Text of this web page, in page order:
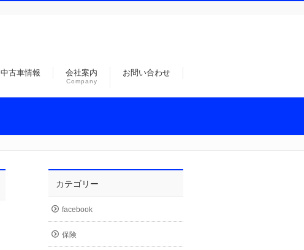
中古車情報 会社案内
Company
お問い合わせ
カテゴリー
facebook
保険